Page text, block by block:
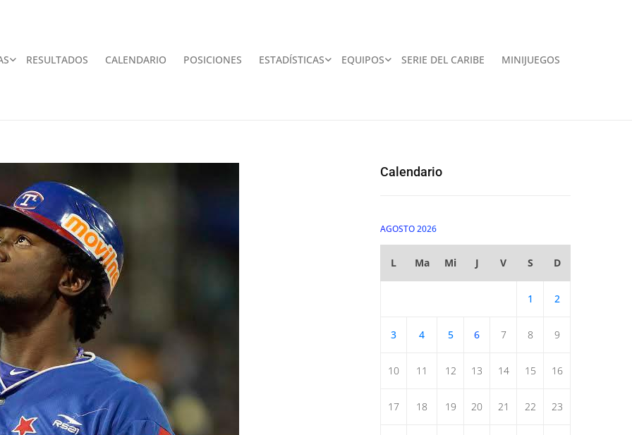
RESULTADOS CALENDARIO POSICIONES ESTADÍSTICAS EQUIPOS SERIE DEL CARIBE MINIJUEGOS
Calendario
AGOSTO 2026
L Ma Mi J V S D
1 2
3 4 5 6 7 8 9
10 11 12 13 14 15 16
17 18 19 20 21 22 23